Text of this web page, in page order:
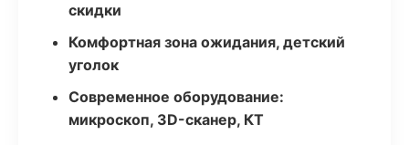
скидки
Комфортная зона ожидания, детский
уголок
Современное оборудование:
микроскоп, 3D-сканер, КТ